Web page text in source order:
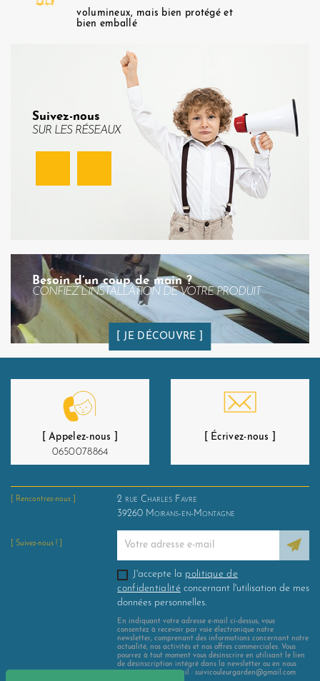
volumineux, mais bien protégé et
bien emballé
Suivez-nous
SUR LES RÉSEAUX
Besoin d’un coup de main ?
CONFIEZ L’INSTALLATION DE VOTRE PRODUIT
JE DÉCOUVRE
[ Appelez-nous ]
0650078864
[ Écrivez-nous ]
[ Rencontrez-nous ]
2 rue Charles Favre
39260 Moirans-en-Montagne
[ Suivez-nous ! ]
J'accepte la politique de
confidentialité concernant l'utilisation de mes
données personnelles.
En indiquant votre adresse e-mail ci-dessus, vous
consentez à recevoir par voie électronique notre
newsletter, comprenant des informations concernant notre
actualité, nos activités et nos offres commerciales. Vous
pourrez à tout moment vous désinscrire en utilisant le lien
de désinscription intégré dans la newsletter ou en nous
contactant par e-mail : suivicouleurgarden@gmail.com